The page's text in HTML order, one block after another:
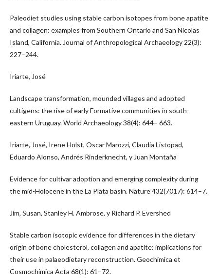
Paleodiet studies using stable carbon isotopes from bone apatite
and collagen: examples from Southern Ontario and San Nicolas
Island, California. Journal of Anthropological Archaeology 22(3):
227–244.
Iriarte, José
Landscape transformation, mounded villages and adopted
cultigens: the rise of early Formative communities in south-
eastern Uruguay. World Archaeology 38(4): 644– 663.
Iriarte, José, Irene Holst, Oscar Marozzi, Claudia Listopad,
Eduardo Alonso, Andrés Rinderknecht, y Juan Montaña
Evidence for cultivar adoption and emerging complexity during
the mid-Holocene in the La Plata basin. Nature 432(7017): 614–7.
Jim, Susan, Stanley H. Ambrose, y Richard P. Evershed
Stable carbon isotopic evidence for differences in the dietary
origin of bone cholesterol, collagen and apatite: implications for
their use in palaeodietary reconstruction. Geochimica et
Cosmochimica Acta 68(1): 61–72.